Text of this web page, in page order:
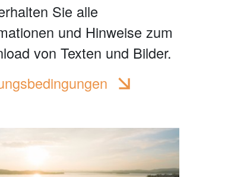
Sie alle
und Hinweise zum
von Texten und Bilder.